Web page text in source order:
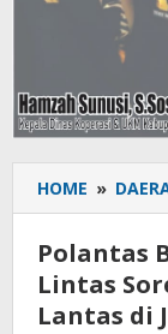
HOME »
Polantas
Lintas
Lantas di